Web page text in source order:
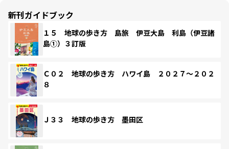
新刊ガイドブック
１５ 地球の歩き方 島旅 伊豆大島 利島（伊豆諸
島①）３訂版
Ｃ０２ 地球の歩き方 ハワイ島 ２０２７～２０２
８
Ｊ３３ 地球の歩き方 墨田区